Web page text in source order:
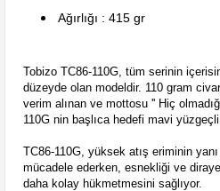
Ağırlığı : 415 gr
Tobizo TC86-110G, tüm serinin
düzeyde olan modeldir. 110 gram
verim alınan ve mottosu '' Hiç
110G nin başlıca hedefi mavi yüzgeçli
TC86-110G, yüksek atış eriminin
mücadele ederken, esnekliği ve
daha kolay hükmetmesini sağlıyor.